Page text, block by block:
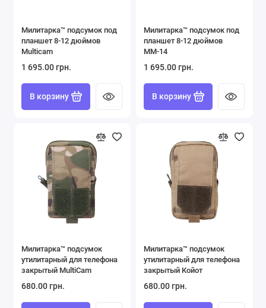
РПС, Ременно-Плечевые Системы
Страховочные шнуры, Тренчики
Фляги
Показать все
Милитарка™ подсумок под
планшет 8-12 дюймов
Multicam
1 695.00 грн.
В корзину
Милитарка™ подсумок под
планшет 8-12 дюймов
ММ-14
1 695.00 грн.
В корзину
Милитарка™ подсумок
утилитарный для телефона
закрытый MultiCam
680.00 грн.
Милитарка™ подсумок
утилитарный для телефона
закрытый Койот
680.00 грн.